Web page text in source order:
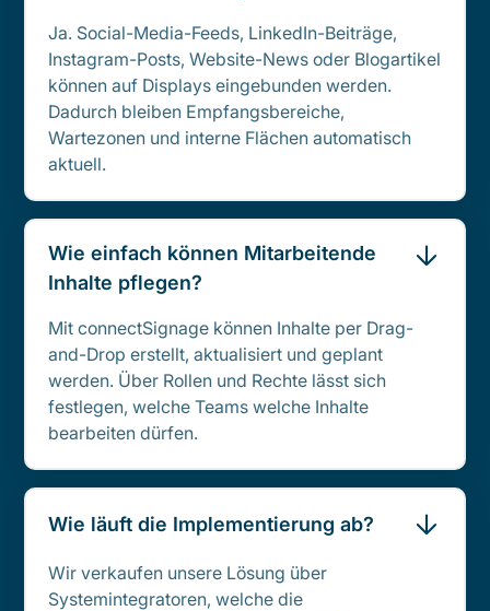
Ja. Social-Media-Feeds, LinkedIn-Beiträge,
Instagram-Posts, Website-News oder Blogartikel
können auf Displays eingebunden werden.
Dadurch bleiben Empfangsbereiche,
Wartezonen und interne Flächen automatisch
aktuell.
Wie einfach können Mitarbeitende
Inhalte pflegen?
Mit connectSignage können Inhalte per Drag-
and-Drop erstellt, aktualisiert und geplant
werden. Über Rollen und Rechte lässt sich
festlegen, welche Teams welche Inhalte
bearbeiten dürfen.
Wie läuft die Implementierung ab?
Wir verkaufen unsere Lösung über
Systemintegratoren, welche die